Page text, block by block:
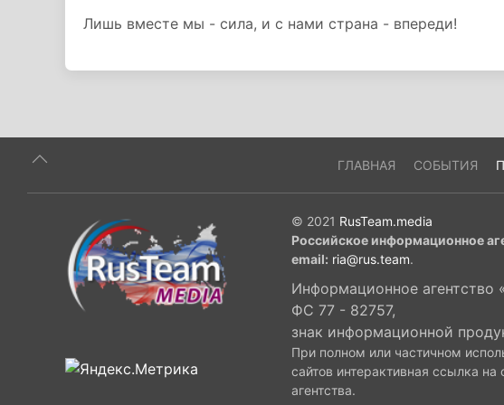
Лишь вместе мы - сила, и с нами страна - впереди!
ГЛАВНАЯ СОБЫТИЯ
© 2021 RusTeam.media
Российское информационное
email: ria@rus.team.
Информационное агентство
ФС 77 - 82757,
знак информационной
При полном или частичном
сайтов интерактивная ссылка на
агентства.